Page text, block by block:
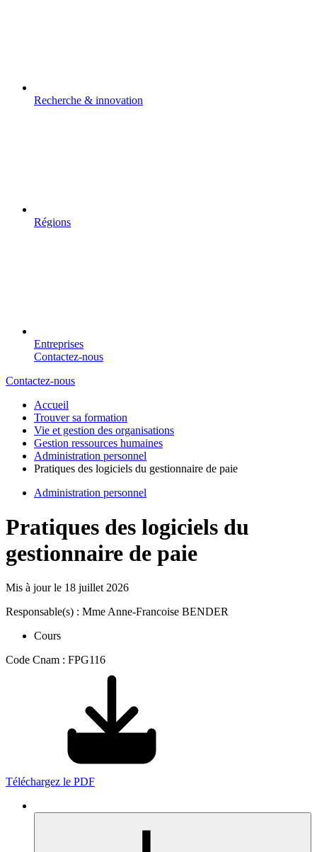
Recherche & innovation
Régions
Entreprises
Contactez-nous
Contactez-nous
Accueil
Trouver sa formation
Vie et gestion des organisations
Gestion ressources humaines
Administration personnel
Pratiques des logiciels du gestionnaire de paie
Administration personnel
Pratiques des logiciels du
gestionnaire de paie
Mis à jour le 18 juillet 2026
Responsable(s) : Mme Anne-Francoise BENDER
Cours
Code Cnam : FPG116
Téléchargez le PDF